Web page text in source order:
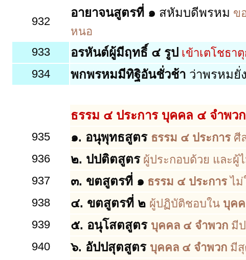
932
อายาจนสูตรที่ ๑ สหัมบดีพรหม ข
หนอ
933
อรหันต์ผู้มีฤทธิ์ ๔ รูป เข้าเตโชธา
934
พกพรหมมีทิฐิอันชั่วช้า ว่าพรหมยั่
ธรรม ๔ ประการ บุคคล ๔ จำพว
935 ๑. อนุพุทธสูตร ธรรม ๔ ประการ ศี
936
๒. ปปติตสูตรผู้ประกอบด้วย และผู้
937
๓. ขตสูตรที่ ๑ ธรรม ๔ ประการ ไม่
938
๔. ขตสูตรที่ ๒ ผู้ปฏิบัติชอบใน บุค
939
๕. อนุโสตสูตร บุคคล ๔ จำพวก มี
940
๖. อัปปสุตสูตร บุคคล ๔ จำพวก มี